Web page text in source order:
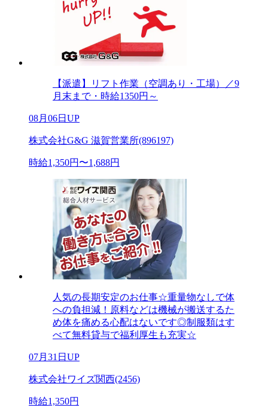
【派遣】リフト作業（空調あり・工場）／9
月末まで・時給1350円～
08月06日UP
株式会社G&G 滋賀営業所(896197)
時給1,350円〜1,688円
人気の長期安定のお仕事☆重量物なしで体
への負担減！原料などは機械が搬送するた
め体を痛める心配はないです◎制服類はす
べて無料貸与で福利厚生も充実☆
07月31日UP
株式会社ワイズ関西(2456)
時給1,350円